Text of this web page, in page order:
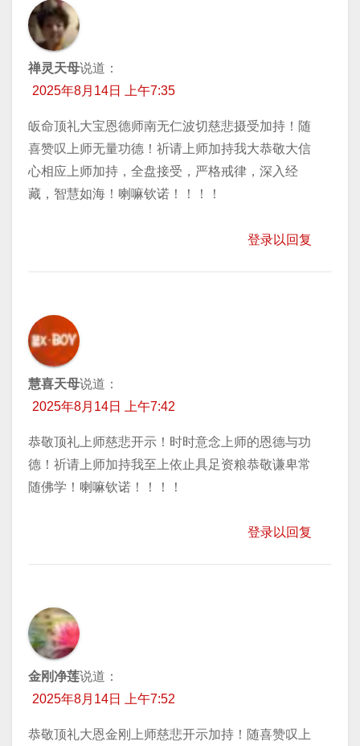
禅灵天母说道：
2025年8月14日 上午7:35
皈命顶礼大宝恩德师南无仁波切慈悲摄受加持！随
喜赞叹上师无量功德！祈请上师加持我大恭敬大信
心相应上师加持，全盘接受，严格戒律，深入经
藏，智慧如海！喇嘛钦诺！！！！
登录以回复
慧喜天母说道：
2025年8月14日 上午7:42
恭敬顶礼上师慈悲开示！时时意念上师的恩德与功
德！祈请上师加持我至上依止具足资粮恭敬谦卑常
随佛学！喇嘛钦诺！！！！
登录以回复
金刚净莲说道：
2025年8月14日 上午7:52
恭敬顶礼大恩金刚上师慈悲开示加持！随喜赞叹上